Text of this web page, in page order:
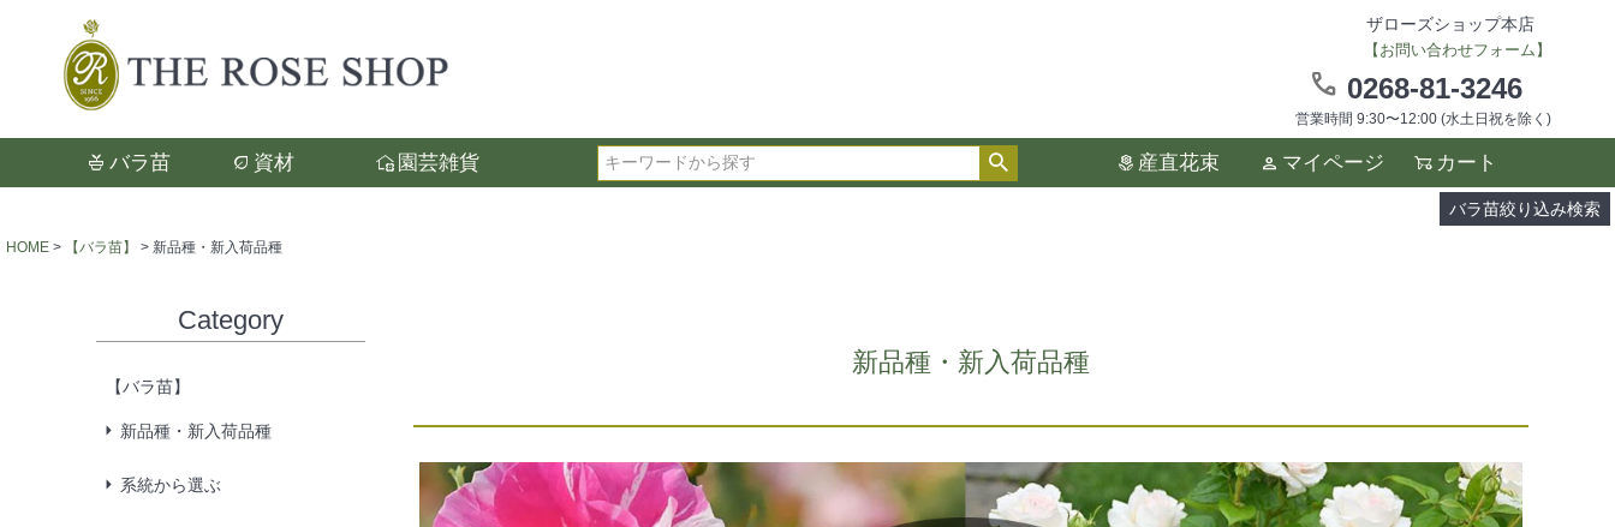
ザローズショップ本店
【お問い合わせフォーム】
0268-81-3246
営業時間 9:30〜12:00 (水土日祝を除く)
バラ苗 資材 園芸雑貨
検索 産直花束 マイページ カート
バラ苗絞り込み検索
検索
選択した項目全てに該当する品種のみ検索結果に表示されます。
タイプ、カラー、ブランドなどは1つずつ選択してください。
HOME 【バラ苗】 新品種・新入荷品種
Category
【バラ苗】
新品種・新入荷品種
系統から選ぶ
新品種・新入荷品種